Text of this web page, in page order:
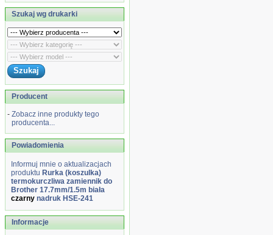
Szukaj wg drukarki
Producent
- Zobacz inne produkty tego
producenta...
Powiadomienia
Informuj mnie o aktualizacjach
produktu Rurka (koszulka)
termokurczliwa zamiennik do
Brother 17.7mm/1.5m biała
czarny nadruk HSE-241
Informacje